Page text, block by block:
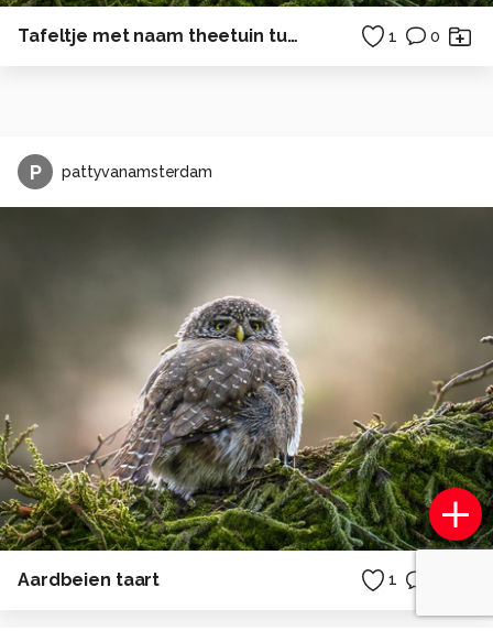
Tafeltje met naam theetuin tuin 1 0
P pattyvanamsterdam
Aardbeien taart 1